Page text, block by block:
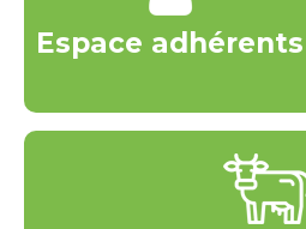
Espace adhérents